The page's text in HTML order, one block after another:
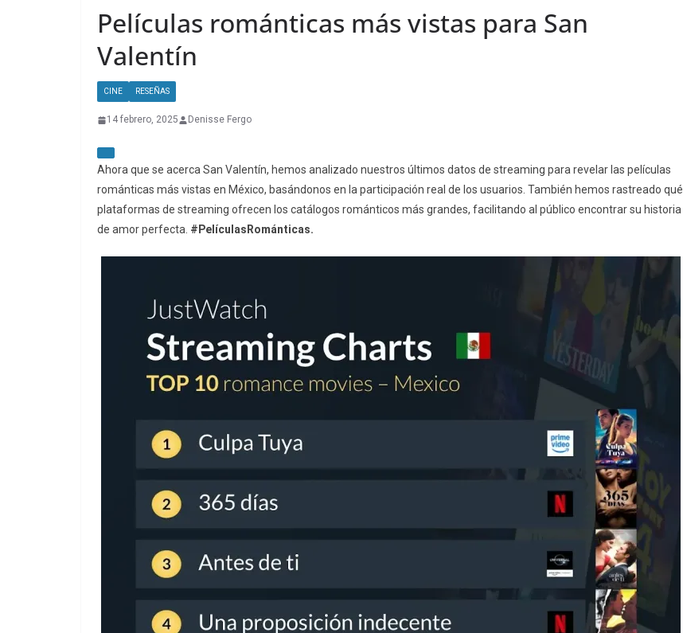
Películas románticas más vistas para San
Valentín
CINE RESEÑAS
14 febrero, 2025 Denisse Fergo
Ahora que se acerca San Valentín, hemos analizado nuestros últimos datos de streaming para revelar las películas
románticas más vistas en México, basándonos en la participación real de los usuarios. También hemos rastreado qué
plataformas de streaming ofrecen los catálogos románticos más grandes, facilitando al público encontrar su historia
de amor perfecta. #PelículasRománticas.